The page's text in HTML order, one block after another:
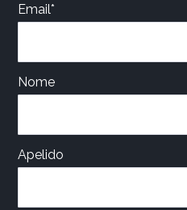
Email*
Nome
Apelido